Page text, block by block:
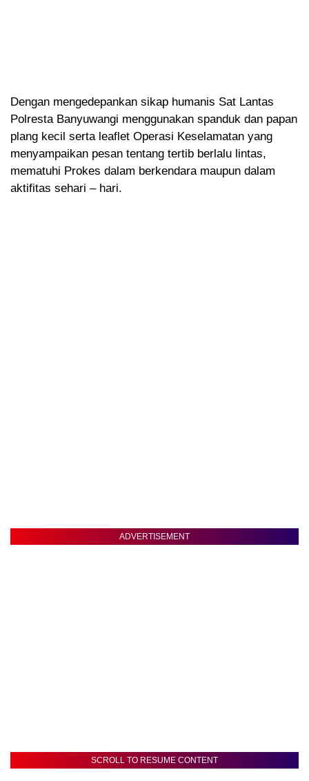
Dengan mengedepankan sikap humanis Sat Lantas
Polresta Banyuwangi menggunakan spanduk dan papan
plang kecil serta leaflet Operasi Keselamatan yang
menyampaikan pesan tentang tertib berlalu lintas,
mematuhi Prokes dalam berkendara maupun dalam
aktifitas sehari – hari.
ADVERTISEMENT
SCROLL TO RESUME CONTENT